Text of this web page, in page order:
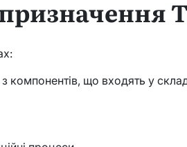
компонентів, що входять у